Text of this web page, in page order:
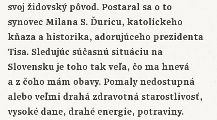
svoj židovský pôvod. Postaral sa o to
synovec Milana S. Ďuricu, katolíckeho
kňaza a historika, adorujúceho prezidenta
Tisa. Sledujúc súčasnú situáciu na
Slovensku je toho tak veľa, čo ma hnevá
a z čoho mám obavy. Pomaly nedostupná
alebo veľmi drahá zdravotná starostlivosť,
vysoké dane, drahé energie, potraviny.